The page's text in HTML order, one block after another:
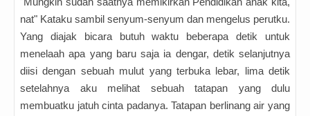
nat" Kataku sambil senyum-senyum dan mengelus perutku.
Yang diajak bicara butuh waktu beberapa detik untuk
menelaah apa yang baru saja ia dengar, detik selanjutnya
diisi dengan sebuah mulut yang terbuka lebar, lima detik
setelahnya aku melihat sebuah tatapan yang dulu
membuatku jatuh cinta padanya. Tatapan berlinang air yang